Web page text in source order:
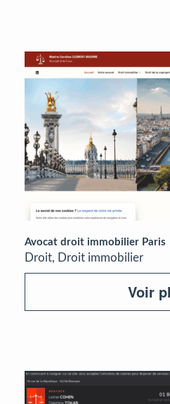
Avocat droit immobilier Paris
Droit, Droit immobilier
Voir